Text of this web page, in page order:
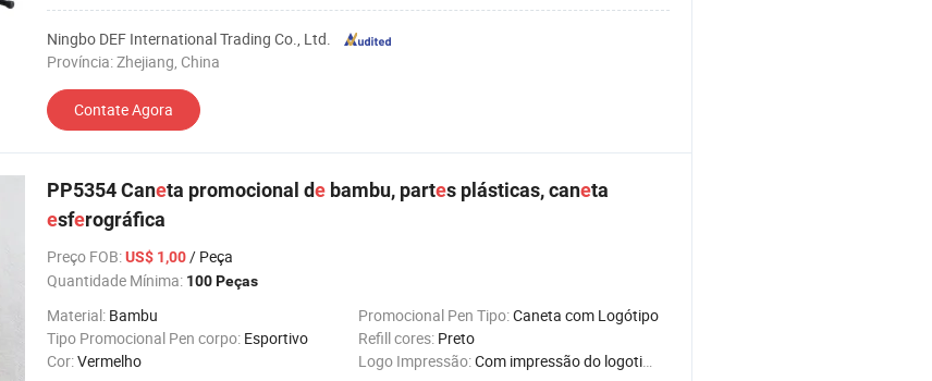
Ningbo DEF International Trading Co., Ltd.
Província: Zhejiang, China
Contate Agora
PP5354 Caneta promocional de bambu, partes plásticas, caneta
esferográfica
Preço FOB:US$ 1,00/ Peça
Quantidade Mínima: 100 Peças
Material: Bambu Promocional Pen Tipo:Caneta com Logótipo
Tipo Promocional Pen corpo: Esportivo Refill cores: Preto
Cor:Vermelho Logo Impressão:Com impressão do logotipo